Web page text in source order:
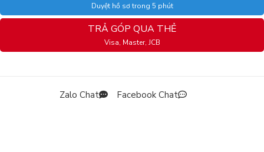
Duyệt hồ sơ trong 5 phút
TRẢ GÓP QUA THẺ
Visa, Master, JCB
Zalo Chat Facebook Chat